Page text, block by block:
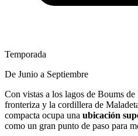
Temporada
De Junio a Septiembre
Con vistas a los lagos de Boums
fronteriza y la cordillera de
compacta ocupa una ubicación
como un gran punto de paso para